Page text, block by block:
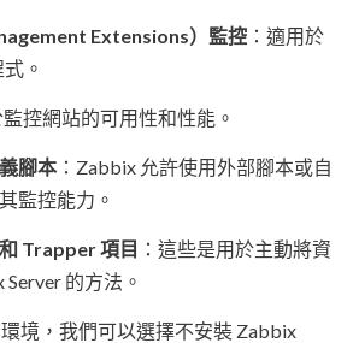
Extensions）監控 ：適用於
。
監控網站的可用性和性能。
腳本 ：Zabbix 允許使用外部腳本或自
監控能力。
Trapper 項目 ：這些是用於主動將資
的方法。
境，我們可以選擇不安裝 Zabbix